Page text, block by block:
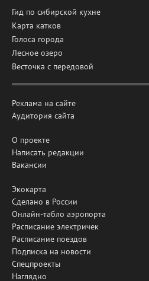
Гид по сибирской кухне
Карта катков
Голоса города
Лесное озеро
Весточка с передовой
Реклама на сайте
Аудитория сайта
О проекте
Написать редакции
Вакансии
Экокарта
Сделано в России
Онлайн-табло аэропорта
Расписание электричек
Расписание поездов
Подписка на новости
Спецпроекты
Наглядно